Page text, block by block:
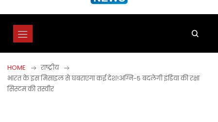
HOME
राष्ट्रीय
भारत के इस मिसाइल से घबराएगा कई देश!अग्नि-5 बदलेगी इंडिया की रक्षा
सिस्टम की तस्वीर